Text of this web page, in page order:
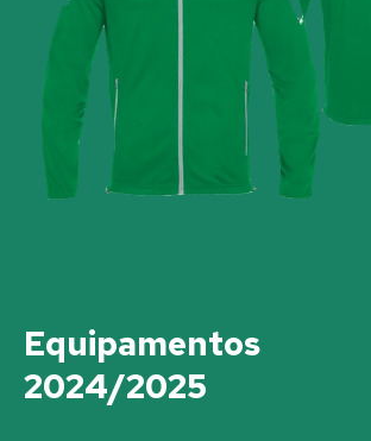
Equipamentos
2024/2025